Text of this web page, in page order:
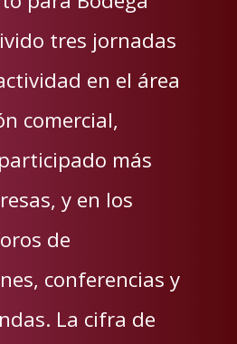
tres jornadas
en el área
comercial,
más
y en los
de
conferencias y
La cifra de